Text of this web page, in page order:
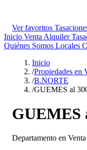
Ver favoritos
Inicio Venta Alquiler
Quiénes Somos Locales
Inicio
/Propiedades en
/B.NORTE
/GUEMES al
GUEMES
Departamento en